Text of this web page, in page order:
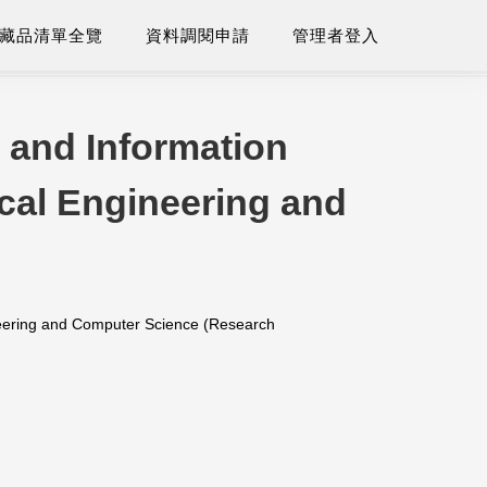
品清單全覽 資料調閱申請 管理者登入
Information
Engineering and
and Computer Science (Research